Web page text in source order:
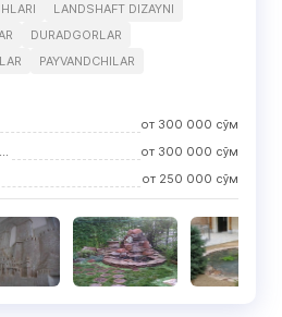
LANDSHAFT DIZAYNI
DURADGORLAR
PAYVANDCHILAR
от 300 000 сўм
Ko'p qavatli uyning hovlisi (hovli)
от 300 000 сўм
от 250 000 сўм